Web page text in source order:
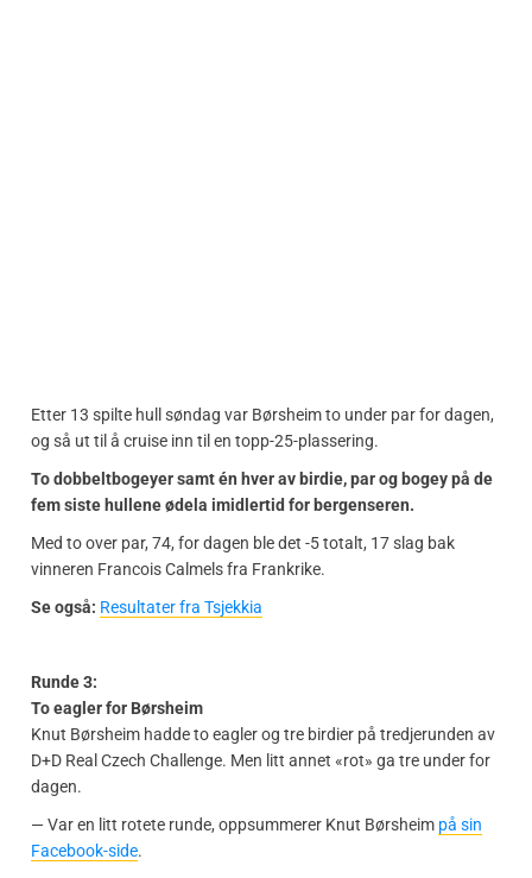
Etter 13 spilte hull søndag var Børsheim to under par for dagen,
og så ut til å cruise inn til en topp-25-plassering.
To dobbeltbogeyer samt én hver av birdie, par og bogey på de
fem siste hullene ødela imidlertid for bergenseren.
Med to over par, 74, for dagen ble det -5 totalt, 17 slag bak
vinneren Francois Calmels fra Frankrike.
Se også: Resultater fra Tsjekkia
Runde 3:
To eagler for Børsheim
Knut Børsheim hadde to eagler og tre birdier på tredjerunden av
D+D Real Czech Challenge. Men litt annet «rot» ga tre under for
dagen.
— Var en litt rotete runde, oppsummerer Knut Børsheim på sin
Facebook-side.